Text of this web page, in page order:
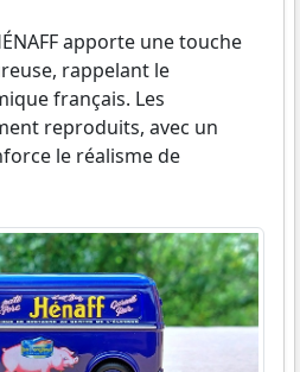
apporte une touche
rappelant le
français. Les
reproduits, avec un
le réalisme de